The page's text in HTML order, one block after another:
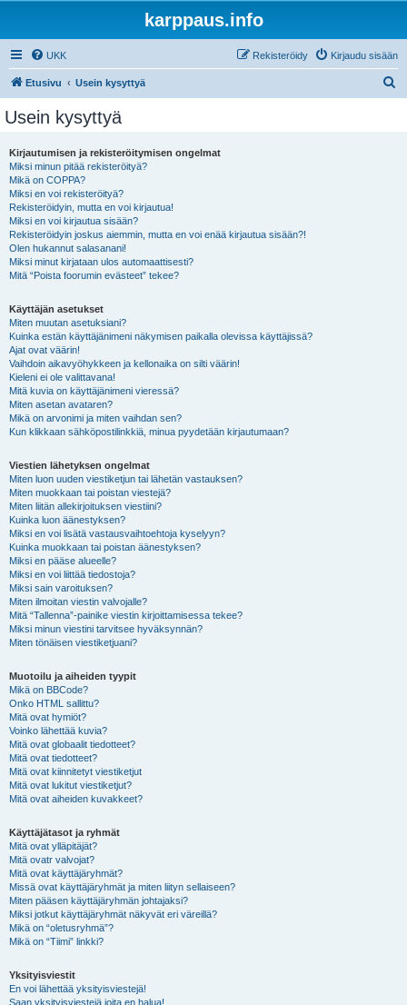
karppaus.info
UKK Kirjaudu sisään
Rekisteröidy
Etusivu Usein kysyttyä
Usein kysyttyä
Kirjautumisen ja rekisteröitymisen ongelmat
Miksi minun pitää rekisteröityä?
Mikä on COPPA?
Miksi en voi rekisteröityä?
Rekisteröidyin, mutta en voi kirjautua!
Miksi en voi kirjautua sisään?
Rekisteröidyin joskus aiemmin, mutta en voi enää kirjautua sisään?!
Olen hukannut salasanani!
Miksi minut kirjataan ulos automaattisesti?
Mitä “Poista foorumin evästeet” tekee?
Käyttäjän asetukset
Miten muutan asetuksiani?
Kuinka estän käyttäjänimeni näkymisen paikalla olevissa käyttäjissä?
Ajat ovat väärin!
Vaihdoin aikavyöhykkeen ja kellonaika on silti väärin!
Kieleni ei ole valittavana!
Mitä kuvia on käyttäjänimeni vieressä?
Miten asetan avataren?
Mikä on arvonimi ja miten vaihdan sen?
Kun klikkaan sähköpostilinkkiä, minua pyydetään kirjautumaan?
Viestien lähetyksen ongelmat
Miten luon uuden viestiketjun tai lähetän vastauksen?
Miten muokkaan tai poistan viestejä?
Miten liitän allekirjoituksen viestiini?
Kuinka luon äänestyksen?
Miksi en voi lisätä vastausvaihtoehtoja kyselyyn?
Kuinka muokkaan tai poistan äänestyksen?
Miksi en pääse alueelle?
Miksi en voi liittää tiedostoja?
Miksi sain varoituksen?
Miten ilmoitan viestin valvojalle?
Mitä “Tallenna”-painike viestin kirjoittamisessa tekee?
Miksi minun viestini tarvitsee hyväksynnän?
Miten tönäisen viestiketjuani?
Muotoilu ja aiheiden tyypit
Mikä on BBCode?
Onko HTML sallittu?
Mitä ovat hymiöt?
Voinko lähettää kuvia?
Mitä ovat globaalit tiedotteet?
Mitä ovat tiedotteet?
Mitä ovat kiinnitetyt viestiketjut
Mitä ovat lukitut viestiketjut?
Mitä ovat aiheiden kuvakkeet?
Käyttäjätasot ja ryhmät
Mitä ovat ylläpitäjät?
Mitä ovatr valvojat?
Mitä ovat käyttäjäryhmät?
Missä ovat käyttäjäryhmät ja miten liityn sellaiseen?
Miten pääsen käyttäjäryhmän johtajaksi?
Miksi jotkut käyttäjäryhmät näkyvät eri väreillä?
Mikä on “oletusryhmä”?
Mikä on “Tiimi” linkki?
Yksityisviestit
En voi lähettää yksityisviestejä!
Saan yksityisviestejä joita en halua!